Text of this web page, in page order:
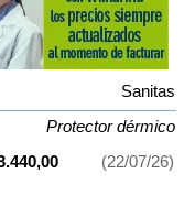
Sanitas
Protector dérmico
(22/07/26)